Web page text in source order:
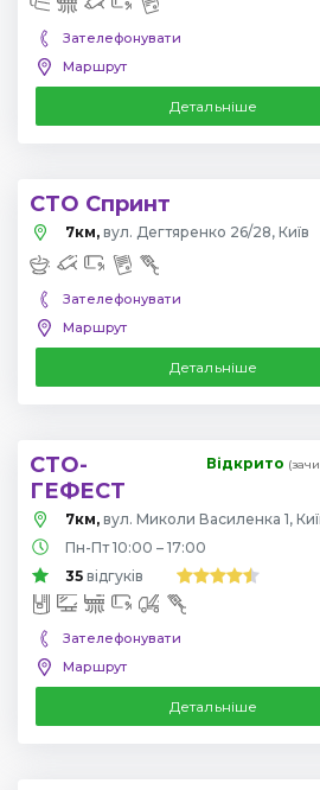
Зателефонувати
Маршрут
Детальніше
СТО Спринт
7км, вул. Дегтяренко 26/28, Київ
Зателефонувати
Маршрут
Детальніше
СТО-
ГЕФЕСТ
Відкрито
7км, вул. Миколи Василенка 1,
Пн-Пт 10:00 – 17:00
35 відгуків
Зателефонувати
Маршрут
Детальніше